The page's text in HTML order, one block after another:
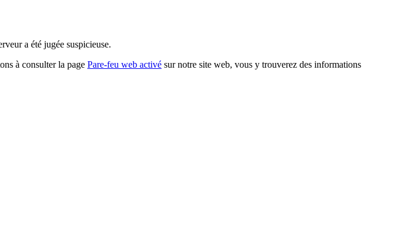
a été jugée suspicieuse.
à consulter la page Pare-feu web activé sur notre site web, vous y trouverez des informations